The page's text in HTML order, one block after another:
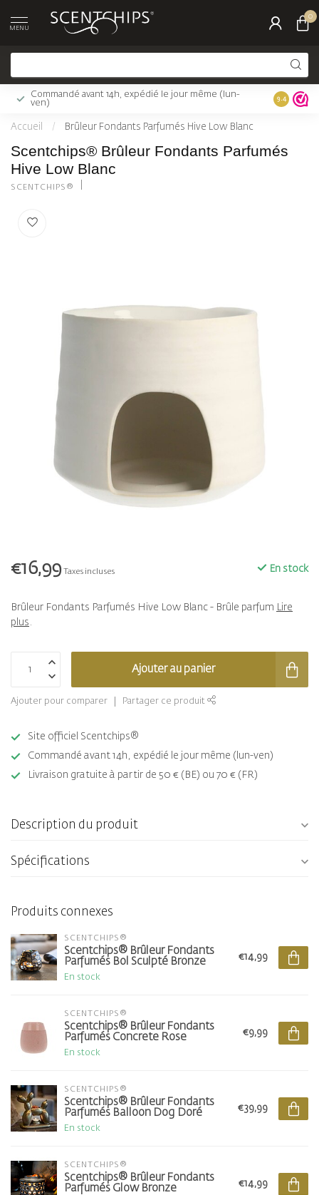
MENU
0
Commandé avant 14h, expédié le jour même (lun-
ven)
Livraison
9.4
Accueil / Brûleur Fondants Parfumés Hive Low Blanc
Scentchips® Brûleur Fondants Parfumés
Hive Low Blanc
SCENTCHIPS®
€16,99 Taxes incluses En stock
Brûleur Fondants Parfumés Hive Low Blanc - Brûle parfum Lire
plus .
Ajouter au panier
Ajouter pour comparer Partager ce produit
Site officiel Scentchips®
Commandé avant 14h, expédié le jour même (lun-ven)
Livraison gratuite à partir de 50 € (BE) ou 70 € (FR)
Description du produit
Spécifications
Produits connexes
SCENTCHIPS®
Scentchips® Brûleur Fondants
Parfumés Bol Sculpté Bronze
En stock
€14,99
SCENTCHIPS®
Scentchips® Brûleur Fondants
Parfumés Concrete Rose
En stock
€9,99
SCENTCHIPS®
Scentchips® Brûleur Fondants
Parfumés Balloon Dog Doré
En stock
€39,99
SCENTCHIPS®
Scentchips® Brûleur Fondants
Parfumés Glow Bronze
€14,99